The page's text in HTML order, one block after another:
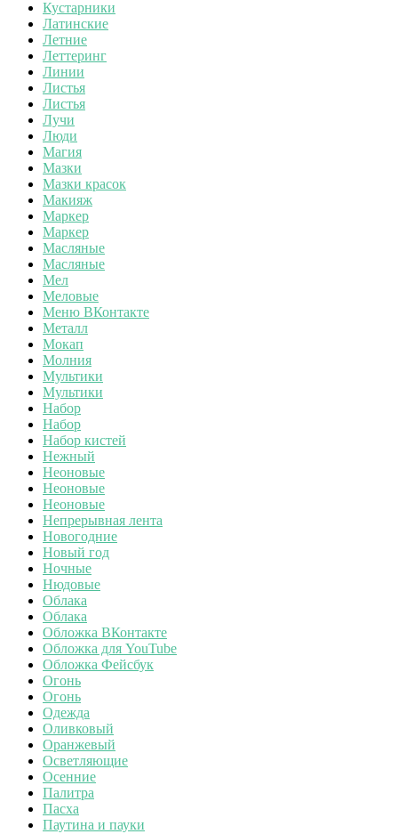
Кустарники
Латинские
Летние
Леттеринг
Линии
Листья
Листья
Лучи
Люди
Магия
Мазки
Мазки красок
Макияж
Маркер
Маркер
Масляные
Масляные
Мел
Меловые
Меню ВКонтакте
Металл
Мокап
Молния
Мультики
Мультики
Набор
Набор
Набор кистей
Нежный
Неоновые
Неоновые
Неоновые
Непрерывная лента
Новогодние
Новый год
Ночные
Нюдовые
Облака
Облака
Обложка ВКонтакте
Обложка для YouTube
Обложка Фейсбук
Огонь
Огонь
Одежда
Оливковый
Оранжевый
Осветляющие
Осенние
Палитра
Пасха
Паутина и пауки